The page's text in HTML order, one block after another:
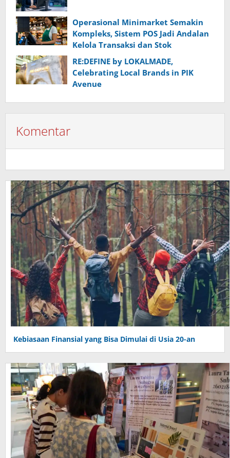
Operasional Minimarket Semakin
Kompleks, Sistem POS Jadi Andalan
Kelola Transaksi dan Stok
RE:DEFINE by LOKALMADE,
Celebrating Local Brands in PIK
Avenue
Komentar
Kebiasaan Finansial yang Bisa Dimulai di Usia 20-an